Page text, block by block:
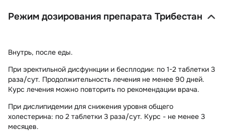
Режим дозирования препарата Трибестан
Внутрь, после еды.
При эректильной дисфункции и бесплодии: по 1-2 таблетки 3
раза/сут. Продолжительность лечения не менее 90 дней.
Курс лечения можно повторить по рекомендации врача.
При дислипидемии для снижения уровня общего
холестерина: по 2 таблетки 3 раза/сут. Курс - не менее 3
месяцев.